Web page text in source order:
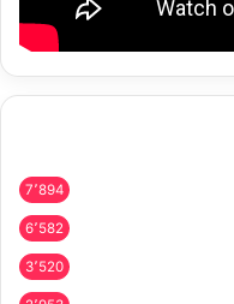
7٬894
6٬582
3٬520